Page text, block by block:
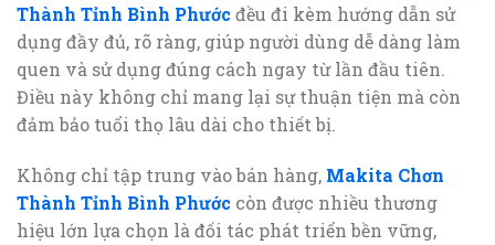
Thành Tỉnh Bình Phước đều đi kèm hướng dẫn sử
dụng đầy đủ, rõ ràng, giúp người dùng dễ dàng làm
quen và sử dụng đúng cách ngay từ lần đầu tiên.
Điều này không chỉ mang lại sự thuận tiện mà còn
đảm bảo tuổi thọ lâu dài cho thiết bị.
Không chỉ tập trung vào bán hàng, Makita Chơn
Thành Tỉnh Bình Phước còn được nhiều thương
hiệu lớn lựa chọn là đối tác phát triển bền vững,